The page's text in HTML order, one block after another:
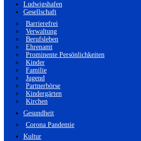
Ludwigshafen
Gesellschaft
Barrierefrei
Verwaltung
Berufsleben
Ehrenamt
Prominente Persönlichkeiten
Kinder
Familie
Jugend
Partnerbörse
Kindergärten
Kirchen
Gesundheit
Corona Pandemie
Kultur